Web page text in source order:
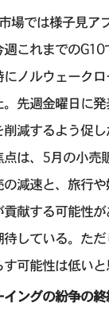
場では様子見
これまでの
ノルウェーク
先週金曜日に
削減するよう促
は、5月の小売
の減速と、旅行
献する可能性
している。た
可能性は低い
ングの紛争の